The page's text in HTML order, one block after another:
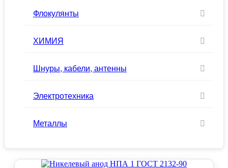
Флокулянты
ХИМИЯ
Шнуры, кабели, антенны
Электротехника
Металлы